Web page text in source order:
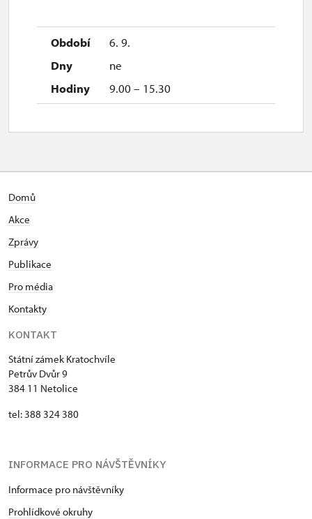
1. 1.-31. 3.
uzavřen
6. 9.
ne
9.00 – 15.30
Domů
Akce
Zprávy
Publikace
Pro média
Kontakty
KONTAKT
Státní zámek Kratochvíle
Petrův Dvůr 9
384 11 Netolice
tel: 388 324 380
INFORMACE PRO NÁVŠTĚVNÍKY
Informace pro návštěvníky
Prohlídkové okruhy